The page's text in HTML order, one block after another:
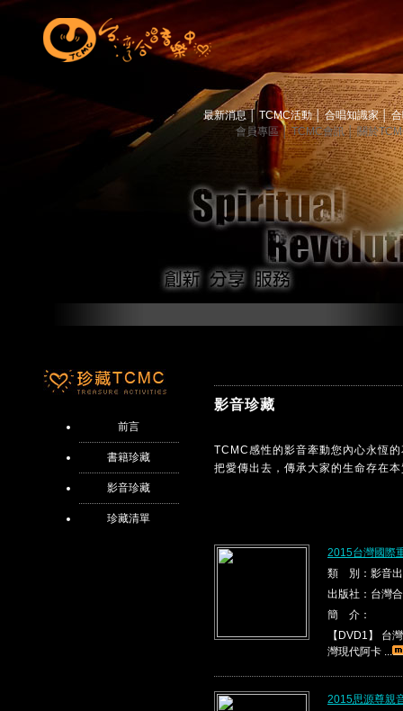
最新消息 TCMC活動│ 合唱知識家│
會員專區│ TCMC會訊│ 關於
前言
書籍珍藏
影音珍藏
珍藏清單
影音珍藏
TCMC感性的影音牽動您內心永恆
把愛傳出去，傳承大家的生命存在
2015台灣國際
類 別：影音
出版社：台灣
簡 介：
【DVD1】 台
灣現代阿卡 ...
2015思源尊親